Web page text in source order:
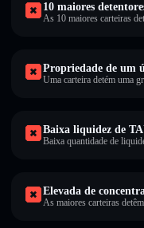
10 maiores
As 10 maiores carteiras
Propriedade de um
Uma carteira detém uma
Baixa liquidez de
Baixa quantidade de
Elevada de
As maiores carteiras